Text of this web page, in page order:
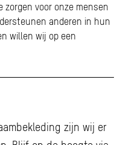
zorgen voor onze mensen
anderen in hun
willen wij op een
zijn wij er